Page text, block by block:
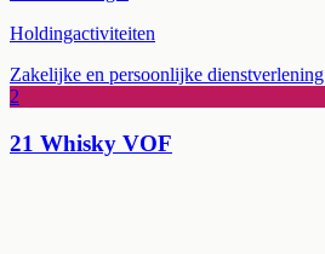
Holdingactiviteiten
Zakelijke en persoonlijke dienstverlening
2
21 Whisky VOF